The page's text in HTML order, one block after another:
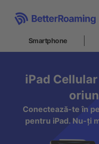
Apple Watch
iPad
Smartphone
iPad
Conectează-te în
pentru iPad. Nu-ți